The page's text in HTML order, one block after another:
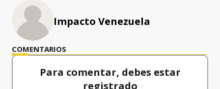
Impacto Venezuela
COMENTARIOS
Para comentar, debes estar
registrado